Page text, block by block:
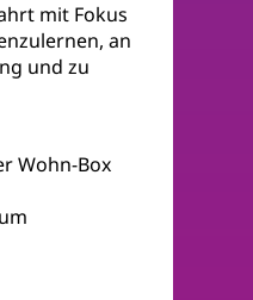
mit Fokus
an
und zu
Wohn-Box